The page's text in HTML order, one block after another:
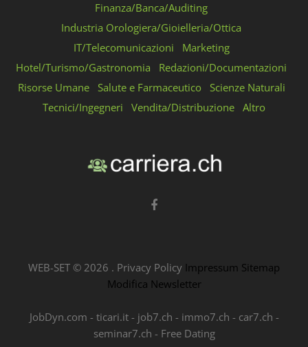
Finanza/Banca/Auditing
Industria Orologiera/Gioielleria/Ottica
IT/Telecomunicazioni
Marketing
Hotel/Turismo/Gastronomia
Redazioni/Documentazioni
Risorse Umane
Salute e Farmaceutico
Scienze Naturali
Tecnici/Ingegneri
Vendita/Distribuzione Altro
WEB-SET © 2026 . Privacy Policy Impressum Sitemap
Modifica Newsletter
JobDyn.com - ticari.it- job7.ch - immo7.ch - car7.ch -
seminar7.ch - Free Dating